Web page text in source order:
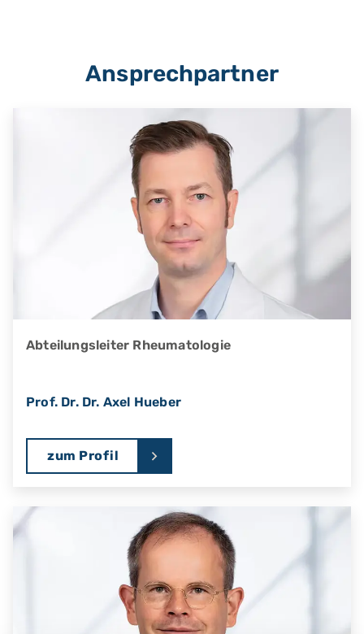
Ansprechpartner
Abteilungsleiter Rheumatologie
Prof. Dr. Dr. Axel Hueber
zum Profil